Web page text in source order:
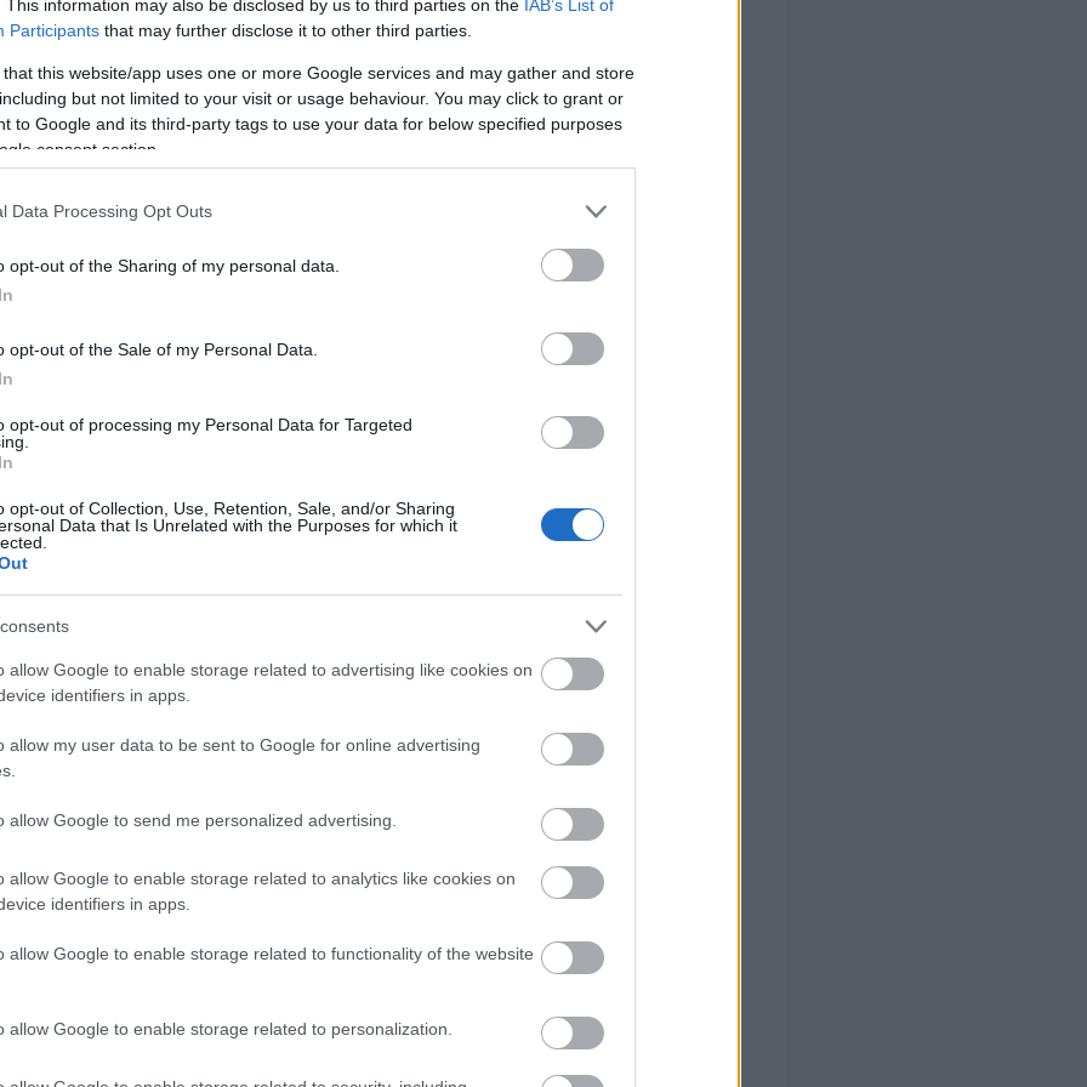
This information may also be disclosed by us to third parties on the IAB’s List of
Participants that may further disclose it to other third parties.
that this website/app uses one or more Google services and may gather and store
but not limited to your visit or usage behaviour. You may click to grant or
to Google and its third-party tags to use your data for below specified purposes
consent section.
Data Processing Opt Outs
opt-out of the Sharing of my personal data.
opt-out of the Sale of my Personal Data.
opt-out of processing my Personal Data for Targeted
opt-out of Collection, Use, Retention, Sale, and/or Sharing
Data that Is Unrelated with the Purposes for which it
allow Google to enable storage related to advertising like cookies on
identifiers in apps.
allow my user data to be sent to Google for online advertising
allow Google to send me personalized advertising.
allow Google to enable storage related to analytics like cookies on
identifiers in apps.
allow Google to enable storage related to functionality of the website
allow Google to enable storage related to personalization.
κυβέρνηση, δημιούργησε μια ελληνική αριστοκρατία
και φοροεισπρακτόρων. Η ηθική και πολιτική θέση τούτης της
άριστα με την ονομασία τους σαν είδος «χριστιανών Τούρκων».
στο θέμα μας πολύ - πολύ συγκεκριμένα με δυο μελέτες
όποια ηλικία κι αν βρίσκεται, δε γνωρίζει να πει δυο λόγια για το
στην Αγία Λαύρα στις 25 Μάρτη»;
Μπορεί να μη
τύχη των πρωτεργατών της Επανάστασης, για την εξάρτηση και
για την κατάληξη του αγώνα, όμως όλοι μπορούμε εύκολα να
«πιο σημαντικό γεγονός της Νεότερης Ιστορίας μας, στην ευλογία
Λαύρα από τον Π.Π. Γερμανό, που αποτέλεσε και αφετηρία της
25 Μάρτη του 1821 ξεκίνησε η Ελληνική Επανάσταση ούτε στην Αγία
ημερομηνία έναρξης της Επανάστασης αυτή θεσμοθετήθηκε το 1838
Όθωνα. Η παραχάραξη του 21, λοιπόν, έγινε με το βασιλικό
καθώς μέχρι τότε η εθνική γιορτή είχε καθιερωθεί να γιορτάζεται
σε ανάμνηση της 1ης Γενάρη, που η Α' Εθνοσυνέλευση της Επιδαύρου
επίσημα και πανελλαδικά την Εθνική Ανεξαρτησία της Ελλάδος και
Ελληνικό Σύνταγμα. Ο Όθωνας για να κόψει κάθε θεσμό με την Α΄
της Επιδαύρου, που ψήφισε πολίτευμα δημοκρατικό, κατάργησε την
Εθνικής γιορτής και με το διάταγμά του αυτό αυθαίρετα τη
Μάρτη. Και είναι φανερό ότι οι προύχοντες και το ανώτερο ιερατείο,
δε θα μπορούσαν να καταργήσουν την Εθνική γιορτή της
να πλάσουν τον μύθο της Αγίας Λαύρας χωρίς την καθιέρωση της
της Εθνικής γιορτής.